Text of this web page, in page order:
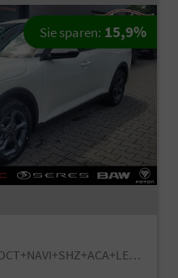
1.6 T-GDI 110 kW Vision SW DCT+NAVI+SHZ+ACA+LED+KAMERA
Sie sparen: 15,9%